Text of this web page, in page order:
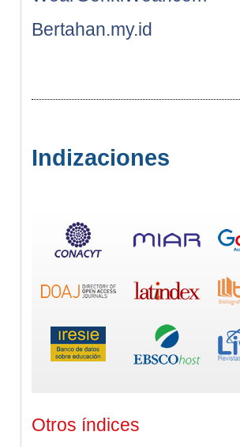
Bertahan.my.id
Indizaciones
Otros índices